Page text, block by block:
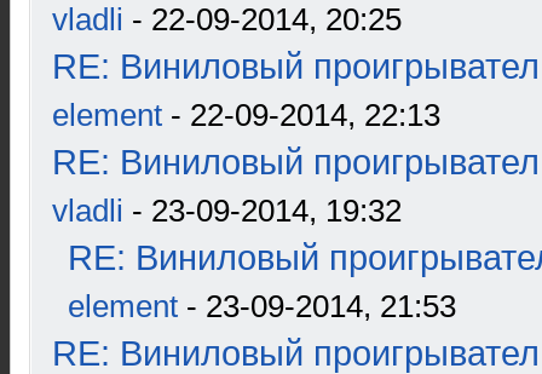
vladli - 22-09-2014, 20:25
RE: Виниловый
element - 22-09-2014, 22:13
RE: Виниловый
vladli - 23-09-2014, 19:32
RE: Виниловый
element - 23-09-2014, 21:53
RE: Виниловый